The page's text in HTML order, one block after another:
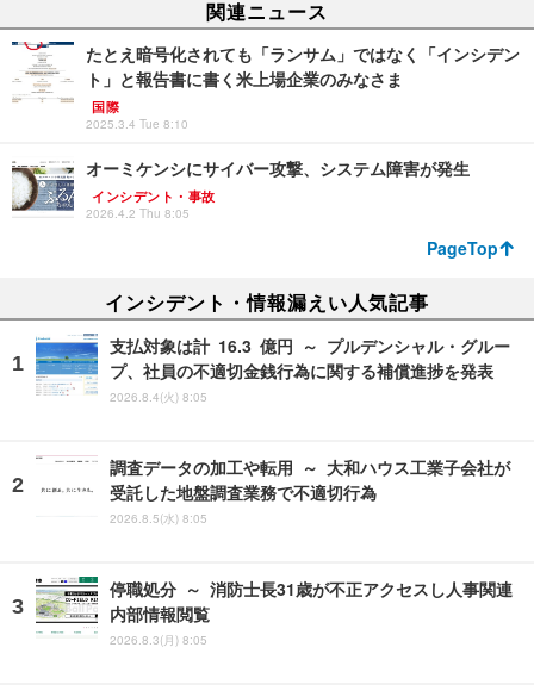
関連ニュース
たとえ暗号化されても「ランサム」ではなく「インシデン
ト」と報告書に書く米上場企業のみなさま
国際
2025.3.4 Tue 8:10
オーミケンシにサイバー攻撃、システム障害が発生
インシデント・事故
2026.4.2 Thu 8:05
PageTop
インシデント・情報漏えい人気記事
支払対象は計 16.3 億円 ～ プルデンシャル・グルー
プ、社員の不適切金銭行為に関する補償進捗を発表
2026.8.4(火) 8:05
調査データの加工や転用 ～ 大和ハウス工業子会社が
受託した地盤調査業務で不適切行為
2026.8.5(水) 8:05
停職処分 ～ 消防士長31歳が不正アクセスし人事関連
内部情報閲覧
2026.8.3(月) 8:05